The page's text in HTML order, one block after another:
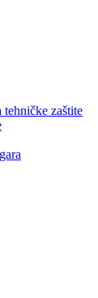
tehničke zaštite